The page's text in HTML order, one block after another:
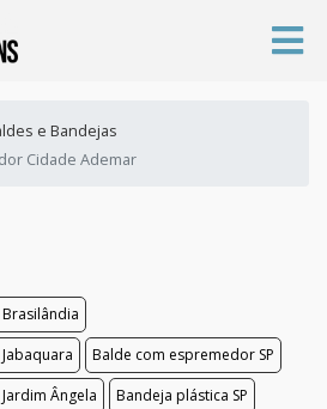
e Bandejas
Cidade Ademar
Balde com espremedor SP
Ângela
Bandeja plástica SP